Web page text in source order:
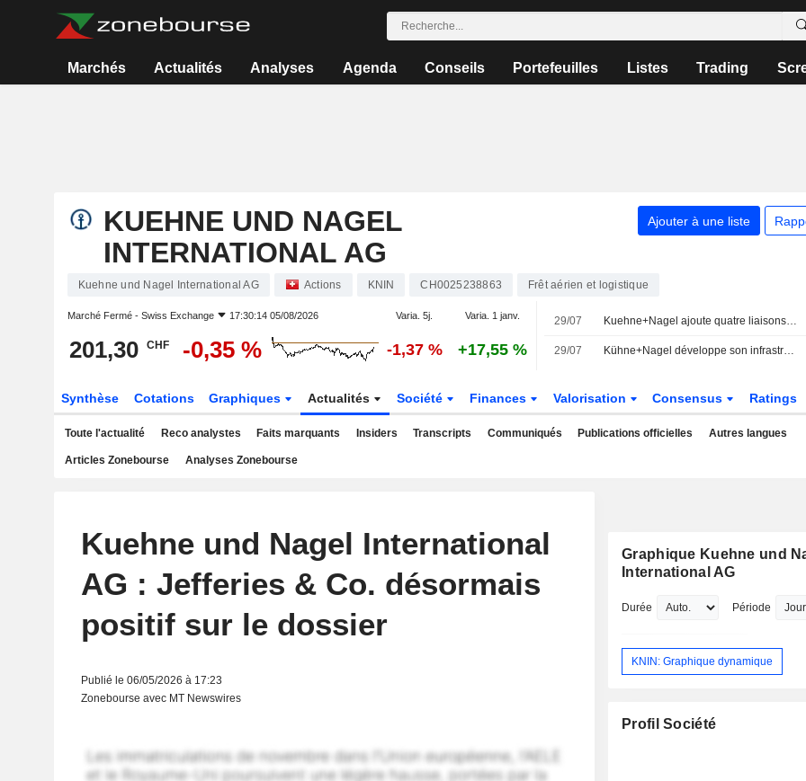
Marchés Actualités Analyses Agenda Conseils Portefeuilles Listes Trading
KUEHNE UND NAGEL
INTERNATIONAL AG
Ajouter à une liste
Kuehne und Nagel International AG Actions KNIN CH0025238863 Frêt aérien et logistique
Marché Fermé - Swiss Exchange 17:30:14 05/08/2026 Varia. 5j. Varia. 1 janv.
201,30 CHF -0,35 % -1,37 % +17,55 %
29/07 Kuehne+Nagel ajoute quatre liaisons à son réseau Cool Corridor
29/07 Kühne+Nagel développe son infrastructure pour les produits pharmaceutiques
Synthèse Cotations Graphiques Actualités Société Finances Valorisation Consensus Ratings
Toute l'actualité Reco analystes Faits marquants Insiders Transcripts Communiqués Publications officielles Autres langues
Articles Zonebourse Analyses Zonebourse
Kuehne und Nagel International
AG : Jefferies & Co. désormais
positif sur le dossier
Publié le 06/05/2026 à 17:23
Zonebourse avec MT Newswires
Graphique Kuehne und
International AG
Durée Période
KNIN: Graphique dynamique
Profil Société